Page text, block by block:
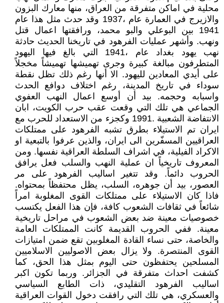
محلية في اماكن متفرقة من العراق، منها معارك البزون
والازيرج في العمارة عام ،1937 وقد حدث مثل هذا عام
1941 بين البوعلي والبو محمد، ورافقتها اعمال قتل
ونهب. وأشهر عمليات الفرهود في تاريخنا الحديث حادثة
نهب يهود بغداد عام ،1941 التي بالغ فيها اليهود
المتطرفون مبالغة كبيرة وجرى تهميشها تهميشاً مخجلاً
على أيدي المعادين لليهود. الا أنها رغم ذلك تظل نقطة
سوداء في تاريخ المدينة، رغم اختلاف دوافع الحدث
واسبابه وحجمه. بيد أن أوسع اعمال النهب العفوي
الجماعي هي تلك التي وقعت عقب حرب الكويت، ابان
الانتفاضة الشعبية .1991 وكجزء من الاستعداد للحرب مع
ايران تم الاستيلاء بطرق تشبه الفرهود على ممتلكات
العراقيين المسفّرين الى ايران، والذين عرفوا بالتبعية او
الاكراد الفيلية، في اشراف السلطة العراقية نفسها. ومن
المعروف تاريخياً ان عملية النهب والسلب فعل يرافق
الحروب دائماً. وقد تتغير اساليب الفرهود على مر
العصور، بيد أن جوهره، السلب، يظل محتفظاً بمحتواه.
فاذا كان الاستيلاء على ممتلكات القوى المغلوبة امراً
شائعاً في ثقافات الشعوب كافة، فإن هذا الفعل يكتسب
خصوصيات معينة ضد بعض الشعوب في مراحل تاريخية
معينة. ففي الحروب القديمة كانت الممتلكات العامة
والخاصة، حتى نساء القادة المغلوبين تقع ضمن امتيازات
القوى المنتصرة. ولا يزال بعض الاصوليين الاسلاميين
المسلحين يحتفظون حتى اليوم بمثل هذا الحق، كما
كشفت احداث متفرقة في الجزائر. وربما تكون اكبر
اساليب الفرهود التقليدي، ذات الطابع السياسي
والعسكري، هي تلك التي رافقت دخول القوات العراقية